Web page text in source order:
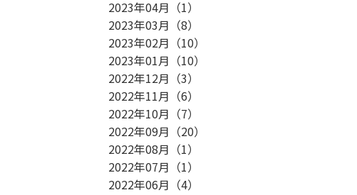
2023年04月 （1）
2023年03月 （8）
2023年02月 （10）
2023年01月 （10）
2022年12月 （3）
2022年11月 （6）
2022年10月 （7）
2022年09月 （20）
2022年08月 （1）
2022年07月 （1）
2022年06月 （4）